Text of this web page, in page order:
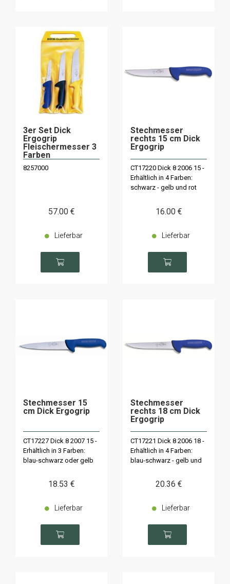
3er Set Dick
Ergogrip
Fleischermesser 3
Farben
8257000
57.00 €
Lieferbar
Stechmesser
rechts 15 cm Dick
Ergogrip
CT17220 Dick 8 2006 15 -
Erhältlich in 4 Farben:
schwarz - gelb und rot
16.00 €
Lieferbar
Stechmesser 15
cm Dick Ergogrip
CT17227 Dick 8 2007 15 -
Erhältlich in 3 Farben:
blau-schwarz oder gelb
18.53 €
Lieferbar
Stechmesser
rechts 18 cm Dick
Ergogrip
CT17221 Dick 8 2006 18 -
Erhältlich in 4 Farben:
blau-schwarz - gelb und
20.36 €
Lieferbar